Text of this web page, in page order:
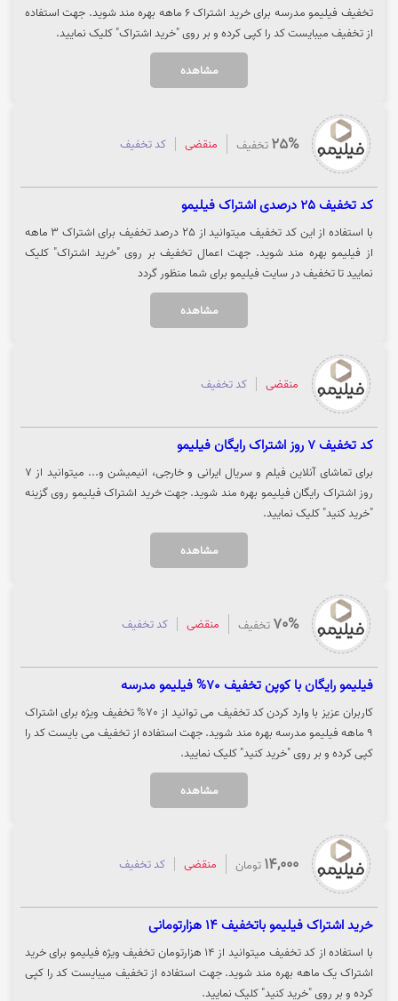
تخفیف فیلیمو مدرسه برای خرید اشتراک 6 ماهه بهره مند شوید. جهت استفاده
از تخفیف میبایست کد را کپی کرده و بر روی "خرید اشتراک" کلیک نمایید.
مشاهده
25% تخفیف منقضی کد تخفیف
کد تخفیف 25 درصدی اشتراک فیلیمو
با استفاده از این کد تخفیف میتوانید از 25 درصد تخفیف برای اشتراک 3 ماهه
از فیلیمو بهره مند شوید. جهت اعمال تخفیف بر روی "خرید اشتراک" کلیک
نمایید تا تخفیف در سایت فیلیمو برای شما منظور گردد
مشاهده
منقضی کد تخفیف
کد تخفیف 7 روز اشتراک رایگان فیلیمو
برای تماشای آنلاین فیلم و سریال ایرانی و خارجی، انیمیشن و... میتوانید از 7
روز اشتراک رایگان فیلیمو بهره مند شوید. جهت خرید اشتراک فیلیمو روی گزینه
"خرید کنید" کلیک نمایید.
مشاهده
70% تخفیف منقضی کد تخفیف
فیلیمو رایگان با کوپن تخفیف 70% فیلیمو مدرسه
کاربران عزیز با وارد کردن کد تخفیف می توانید از 70% تخفیف ویژه برای اشتراک
9 ماهه فیلیمو مدرسه بهره مند شوید. جهت استفاده از تخفیف می بایست کد را
کپی کرده و بر روی "خرید کنید" کلیک نمایید.
مشاهده
14,000 تومان منقضی کد تخفیف
خرید اشتراک فیلیمو باتخفیف 14 هزارتومانی
با استفاده از کد تخفیف میتوانید از 14 هزارتومان تخفیف ویژه فیلیمو برای خرید
اشتراک یک ماهه بهره مند شوید. جهت استفاده از تخفیف میبایست کد را کپی
کرده و بر روی "خرید کنید" کلیک نمایید.